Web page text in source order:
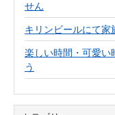
せん
キリンビールにて家
楽しい時間・可愛い
う